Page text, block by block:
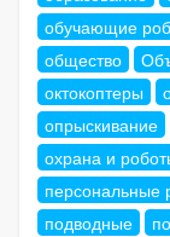
обучающие
общество
октокоптеры
опрыскивание
охрана и
персональные
подводные